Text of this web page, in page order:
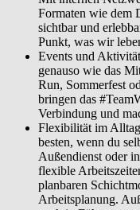
Formaten wie dem
sichtbar und
Punkt, was wir
Events und
genauso wie das
Run, Sommerfest
bringen das
Verbindung und
Flexibilität im
besten, wenn du
Außendienst oder
flexible
planbaren
Arbeitsplanung.